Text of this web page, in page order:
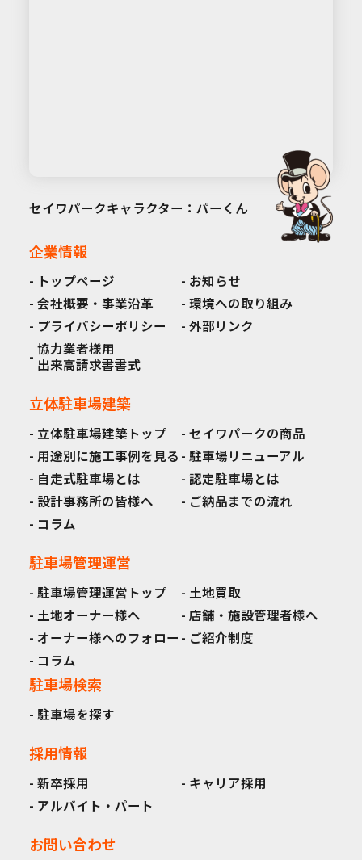
セイワパークキャラクター：パーくん
企業情報
トップページ
お知らせ
会社概要・事業沿革
環境への取り組み
プライバシーポリシー
外部リンク
協力業者様用
出来高請求書書式
立体駐車場建築
立体駐車場建築トップ
セイワパークの商品
用途別に施工事例を見る
駐車場リニューアル
自走式駐車場とは
認定駐車場とは
設計事務所の皆様へ
ご納品までの流れ
コラム
駐車場管理運営
駐車場管理運営トップ
土地買取
土地オーナー様へ
店舗・施設管理者様へ
オーナー様へのフォロー
ご紹介制度
コラム
駐車場検索
駐車場を探す
採用情報
新卒採用
キャリア採用
アルバイト・パート
お問い合わせ